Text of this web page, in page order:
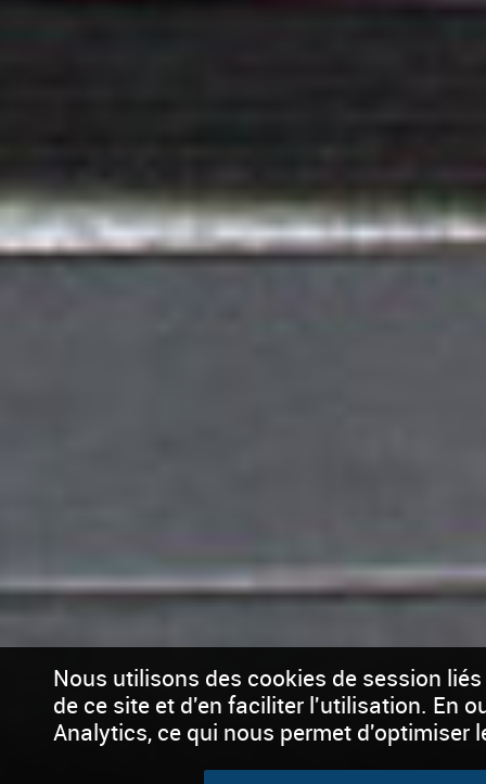
Nous utilisons des cookies de session
de ce site et d'en faciliter l'utilisation. En
Analytics, ce qui nous permet d'optimiser